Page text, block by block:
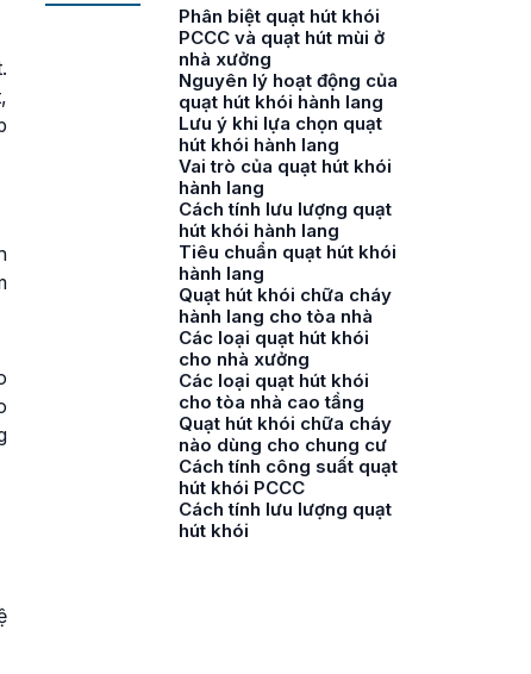
Phân biệt quạt hút khói
PCCC và quạt hút mùi ở
nhà xưởng
Nguyên lý hoạt động của
quạt hút khói hành lang
Lưu ý khi lựa chọn quạt
hút khói hành lang
Vai trò của quạt hút khói
hành lang
Cách tính lưu lượng quạt
hút khói hành lang
Tiêu chuẩn quạt hút khói
hành lang
Quạt hút khói chữa cháy
hành lang cho tòa nhà
Các loại quạt hút khói
cho nhà xưởng
Các loại quạt hút khói
cho tòa nhà cao tầng
Quạt hút khói chữa cháy
nào dùng cho chung cư
Cách tính công suất quạt
hút khói PCCC
Cách tính lưu lượng quạt
hút khói